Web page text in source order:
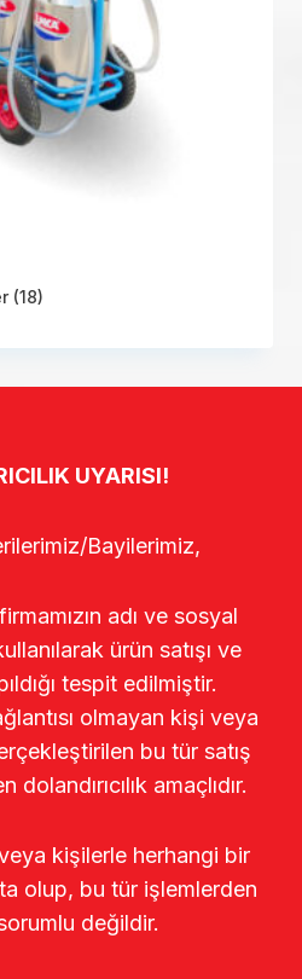
(18)
UYARISI!
Bayilerimiz,
adı ve sosyal
ürün satışı ve
tespit edilmiştir.
olmayan kişi veya
bu tür satış
amaçlıdır.
kişilerle herhangi bir
olup, bu tür işlemlerden
değildir.